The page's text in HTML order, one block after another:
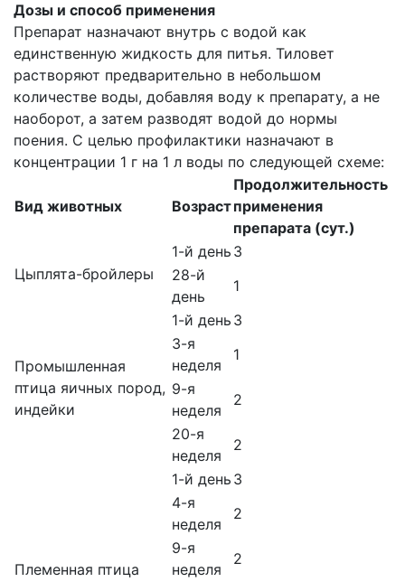
Дозы и способ применения
Препарат назначают внутрь с водой как
единственную жидкость для питья. Тиловет
растворяют предварительно в небольшом
количестве воды, добавляя воду к препарату, а не
наоборот, а затем разводят водой до нормы
поения. С целью профилактики назначают в
концентрации 1 г на 1 л воды по следующей схеме:
Вид животных Возраст
Продолжительность
применения
препарата (сут.)
Цыплята-бройлеры
1-й день 3
28-й
день
1
Промышленная
птица яичных пород,
индейки
1-й день 3
3-я
неделя
1
9-я
неделя
2
20-я
неделя
2
Племенная птица
1-й день 3
4-я
неделя
2
9-я
неделя
2